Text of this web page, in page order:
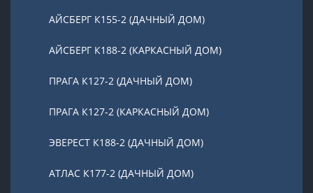
АЙСБЕРГ К155-2 (ДАЧНЫЙ ДОМ)
АЙСБЕРГ К188-2 (КАРКАСНЫЙ ДОМ)
ПРАГА К127-2 (ДАЧНЫЙ ДОМ)
ПРАГА К127-2 (КАРКАСНЫЙ ДОМ)
ЭВЕРЕСТ К188-2 (ДАЧНЫЙ ДОМ)
АТЛАС К177-2 (ДАЧНЫЙ ДОМ)